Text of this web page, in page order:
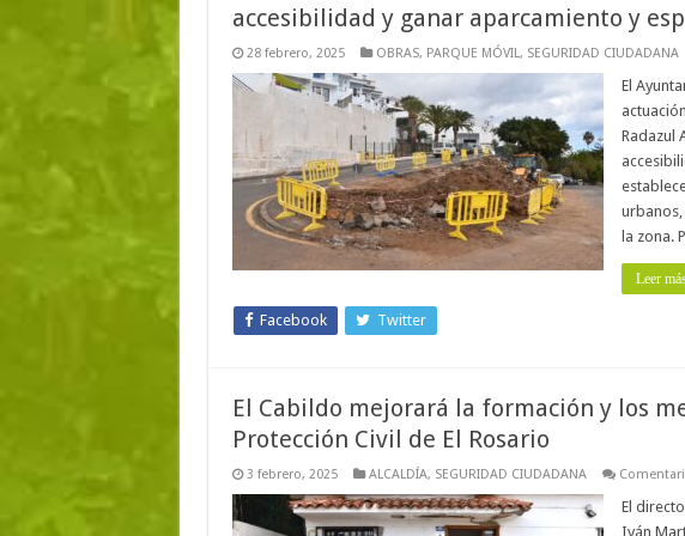
accesibilidad y ganar aparcamiento y
28 febrero, 2025 OBRAS, PARQUE MÓVIL, SEGURIDAD CIUDADANA
El
Radazul
la zona.
Leer
Facebook Twitter
El Cabildo mejorará la formación y los
Protección Civil de El Rosario
3 febrero, 2025 ALCALDÍA, SEGURIDAD CIUDADANA
El
Iván